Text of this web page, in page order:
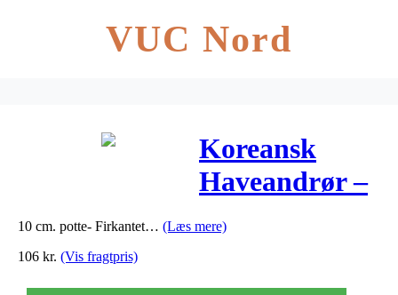
VUC Nord
Koreansk
Haveandrør –
10 cm. potte- Firkantet… (Læs mere)
106 kr. (Vis fragtpris)